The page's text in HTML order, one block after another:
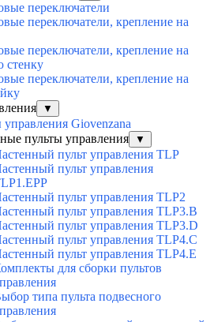
переключатели
переключатели, крепление на
переключатели, крепление на
стенку
переключатели, крепление на
▼
Giovenzana
пульты управления
▼
пульт управления TLP
пульт управления
пульт управления TLP2
пульт управления TLP3.B
пульт управления TLP3.D
пульт управления TLP4.C
пульт управления TLP4.E
для сборки пультов
типа пульта подвесного